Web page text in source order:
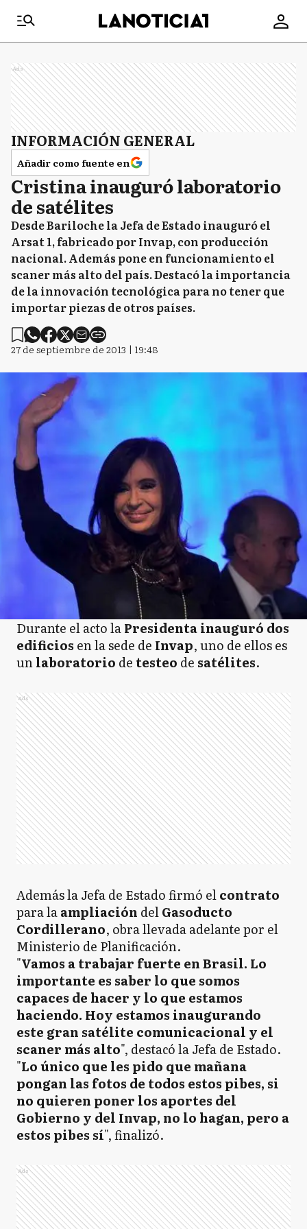
Ads
INFORMACIÓN GENERAL
Añadir como fuente en
Cristina inauguró laboratorio
de satélites
Desde Bariloche la Jefa de Estado inauguró el
Arsat 1, fabricado por Invap, con producción
nacional. Además pone en funcionamiento el
scaner más alto del país. Destacó la importancia
de la innovación tecnológica para no tener que
importar piezas de otros países.
27 de septiembre de 2013 | 19:48
Durante el acto laPresidenta inauguró dos
edificios en la sede de Invap, uno de ellos es
unlaboratorio de testeo de satélites.
Ads
Además la Jefa de Estado firmó elcontrato
para laampliación delGasoducto
Cordillerano, obra llevada adelante por el
Ministerio de Planificación.
"Vamos a trabajar fuerte en Brasil. Lo
importante es saber lo que somos
capaces de hacer y lo que estamos
haciendo. Hoy estamos inaugurando
este gran satélite comunicacional y el
scaner más alto", destacó la Jefa de Estado.
"Lo único que les pido que mañana
pongan las fotos de todos estos pibes, si
no quieren poner los aportes del
Gobierno y del Invap, no lo hagan, pero a
estos pibes sí", finalizó.
Ads